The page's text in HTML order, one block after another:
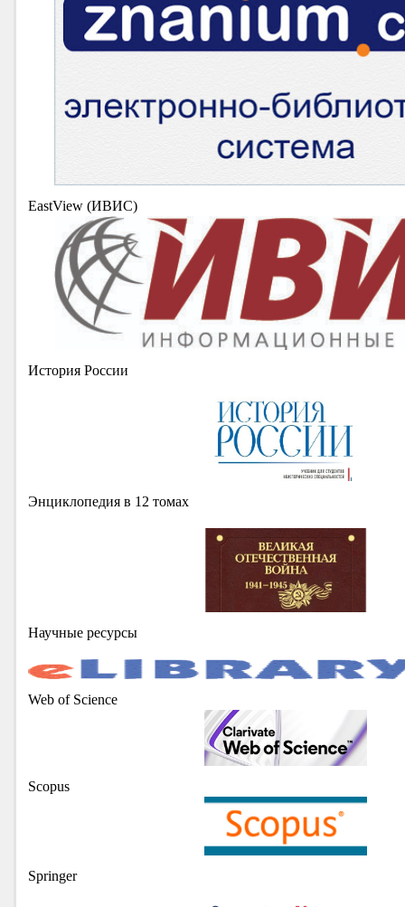
EastView (ИВИС)
История России
Энциклопедия в 12 томах
Научные ресурсы
Web of Science
Scopus
Springer